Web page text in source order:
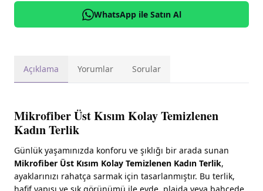
WhatsApp ile Satın Al
Açıklama Yorumlar Sorular
Mikrofiber Üst Kısım Kolay Temizlenen
Kadın Terlik
Günlük yaşamınızda konforu ve şıklığı bir arada sunan
Mikrofiber Üst Kısım Kolay Temizlenen Kadın Terlik,
ayaklarınızı rahatça sarmak için tasarlanmıştır. Bu terlik,